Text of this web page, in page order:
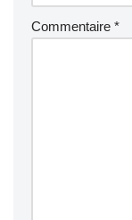
Commentaire *